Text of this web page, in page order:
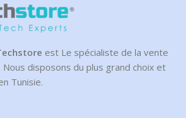
est Le spécialiste de la vente
Nous disposons du plus grand choix et
Tunisie.